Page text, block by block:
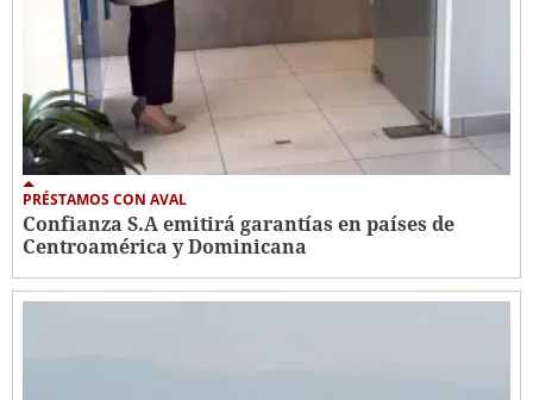
PRÉSTAMOS CON AVAL
Confianza S.A emitirá garantías en países de
Centroamérica y Dominicana